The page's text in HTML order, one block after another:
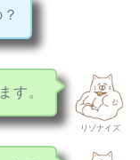
リゾナイズ
す。